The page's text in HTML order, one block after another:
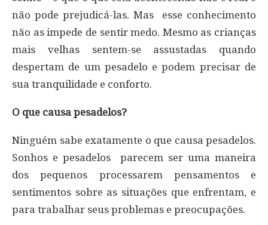
não pode prejudicá-las. Mas esse conhecimento
não as impede de sentir medo. Mesmo as crianças
mais velhas sentem-se assustadas quando
despertam de um pesadelo e podem precisar de
sua tranquilidade e conforto.
O que causa pesadelos?
Ninguém sabe exatamente o que causa pesadelos.
Sonhos e pesadelos parecem ser uma maneira
dos pequenos processarem pensamentos e
sentimentos sobre as situações que enfrentam, e
para trabalhar seus problemas e preocupações.